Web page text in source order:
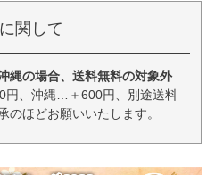
関して
縄の場合、送料無料の対象外
円、沖縄…＋600円、別途送料
のほどお願いいたします。